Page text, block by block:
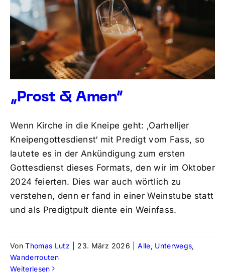
„Prost & Amen“
Wenn Kirche in die Kneipe geht: ‚Oarhelljer
Kneipengottesdienst‘ mit Predigt vom Fass, so
lautete es in der Ankündigung zum ersten
Gottesdienst dieses Formats, den wir im Oktober
2024 feierten. Dies war auch wörtlich zu
verstehen, denn er fand in einer Weinstube statt
und als Predigtpult diente ein Weinfass.
VonThomas Lutz 23. März 2026 Alle, Unterwegs,
Wanderrouten
Weiterlesen